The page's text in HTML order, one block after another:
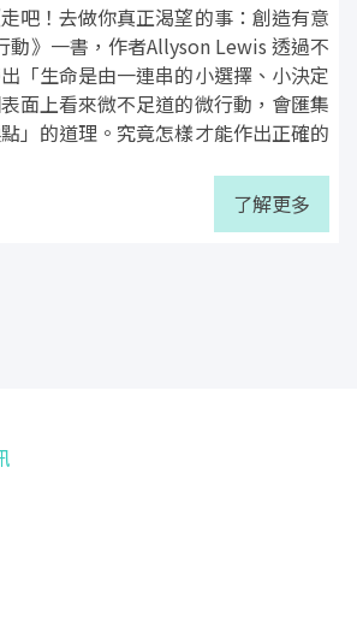
吧！去做你真正渴望的事：創造有意
動》一書，作者Allyson Lewis 透過不
「生命是由一連串的小選擇、小決定
面上看來微不足道的微行動，會匯集
」的道理。究竟怎樣才能作出正確的
了解更多